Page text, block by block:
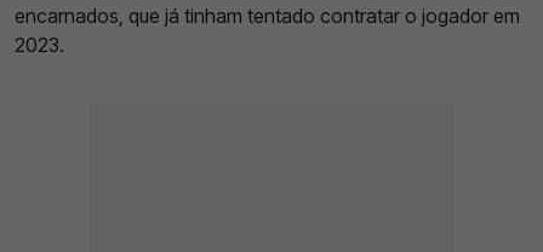
encarnados, que já tinham tentado contratar o jogador em
2023.